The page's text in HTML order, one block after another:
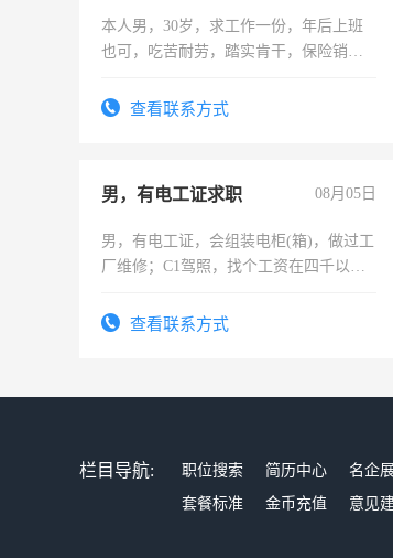
本人男，30岁，求工作一份，年后上班
也可，吃苦耐劳，踏实肯干，保险销售
查看联系方式
男，有电工证求职 08月05日
男，有电工证，会组装电柜(箱)，做过工
厂维修；C1驾照，找个工资在四千以
电话查看联系方式
栏目导航: 职位搜索 简历中心 名企
套餐标准
金币充值 意见